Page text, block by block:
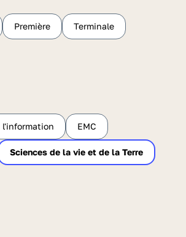
Première Terminale
l'information EMC
Sciences de la vie et de la Terre